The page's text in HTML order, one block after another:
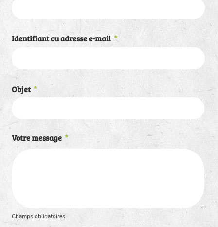
Identifiant ou adresse e-mail *
Objet *
Votre message *
Champs obligatoires